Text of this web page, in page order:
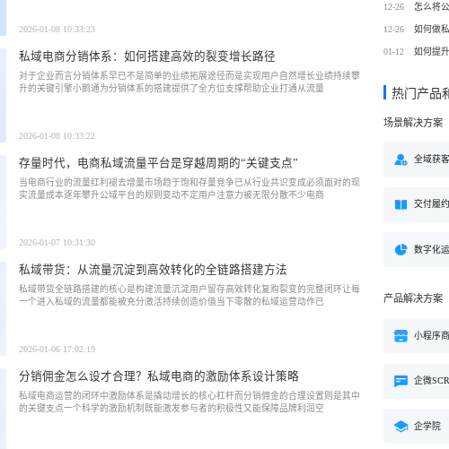
方案
心理咨询机构私域获客、标准
付与用户留存一站式解决方案
2026-01-08 10:33:23
私域电商分销体系：如何搭建高效的裂变增长路径
对于企业而言分销体系早已不是简单的业绩拓展途径而是实现用户自然增长业绩持续攀
升的关键引擎小鹅通为分销体系的搭建提供了全方位支撑帮助企业打通从流量
2026-01-08 10:33:22
存量时代，电商私域流量平台是穿越周期的“关键支点”
当电商行业的流量红利褪去增量市场趋于饱和存量竞争已从行业共识变成必须面对的现
实流量成本逐年攀升公域平台的规则变动不定用户注意力被无限分散不少电商
2026-01-07 10:31:30
私域带货：从流量沉淀到高效转化的全链路搭建方法
私域带货全链路搭建的核心是构建流量沉淀用户留存高效转化复购裂变的完整闭环让每
一个进入私域的流量都能被充分激活持续创造价值当下零散的私域运营动作已
2026-01-06 17:02:19
分销佣金怎么设才合理？私域电商的激励体系设计策略
私域电商运营的闭环中激励体系是撬动增长的核心杠杆而分销佣金的合理设置则是其中
的关键支点一个科学的激励机制既能激发参与者的积极性又能保障品牌利润空
12-26 怎么将
12-26 如何做
01-12 如何提
热门产品
场景解决方案
全域获客
交付履约
数字化
产品解决方案
小程序
企微
企学院